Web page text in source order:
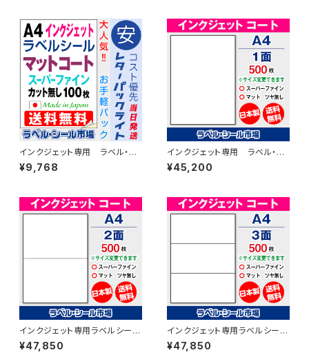
インクジェット専用 ラベル・シ
ール A4カット無し コート
紙 100枚 T1Y1iA-LP10
¥9,768
インクジェット専用 ラベル・シ
ール A4カット無し コート
紙 500枚 T1Y1iA
¥45,200
インクジェット専用ラベルシール
マットコートA4-2面 500枚 ス
¥47,850
インクジェット専用ラベルシール
マットコートA4-3面 500枚 ス
ーパーファイン T1Y3iA
¥47,850